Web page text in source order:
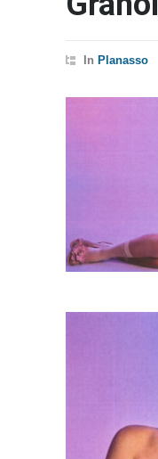
In Planasso